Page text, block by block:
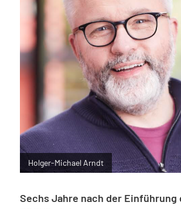
Holger-Michael Arndt
Sechs Jahre nach der Einführung